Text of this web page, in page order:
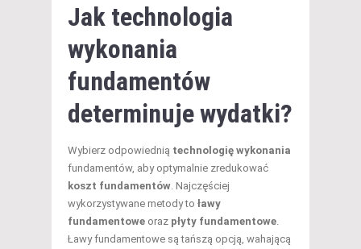
Jak technologia
wykonania
fundamentów
determinuje wydatki?
Wybierz odpowiednią technologię wykonania
fundamentów, aby optymalnie zredukować
koszt fundamentów . Najczęściej
wykorzystywane metody to ławy
fundamentowe oraz płyty fundamentowe
Ławy fundamentowe są tańszą opcją, wahającą